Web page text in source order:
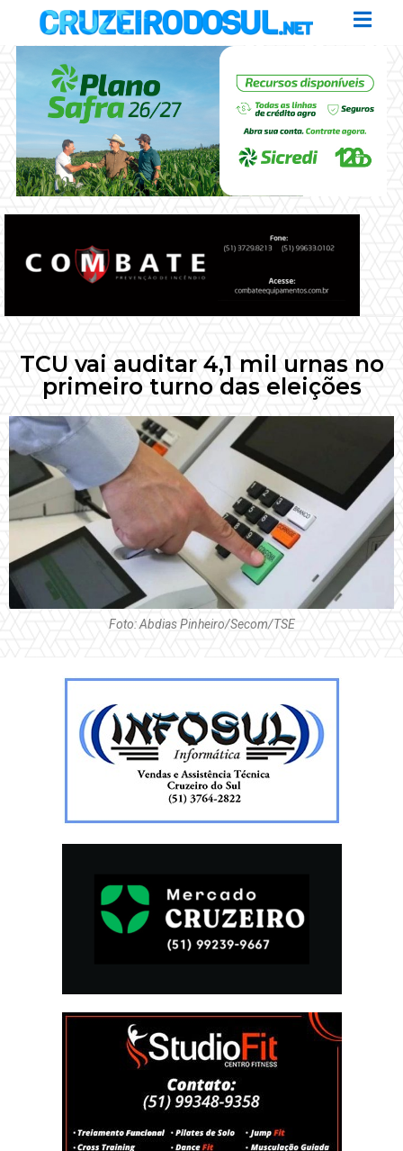
TCU vai auditar 4,1 mil urnas no
primeiro turno das eleições
Foto: Abdias Pinheiro/Secom/TSE